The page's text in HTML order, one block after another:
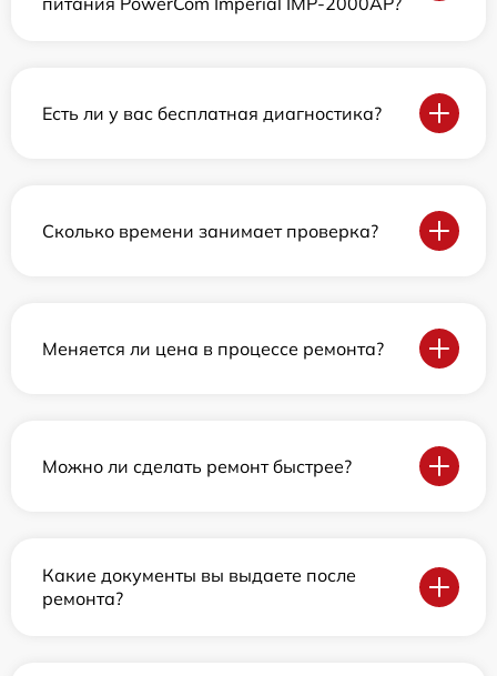
Есть ли у вас бесплатная диагностика?
Сколько времени занимает проверка?
Меняется ли цена в процессе ремонта?
Можно ли сделать ремонт быстрее?
Какие документы вы выдаете после
ремонта?